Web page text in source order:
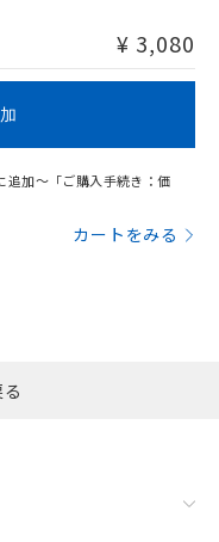
¥ 3,080
追加～「ご購入手続き：価
カートをみる